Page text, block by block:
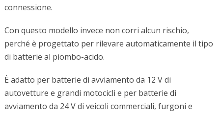
connessione.
Con questo modello invece non corri alcun rischio,
perché è progettato per rilevare automaticamente il tipo
di batterie al piombo-acido.
È adatto per batterie di avviamento da 12 V di
autovetture e grandi motocicli e per batterie di
avviamento da 24 V di veicoli commerciali, furgoni e